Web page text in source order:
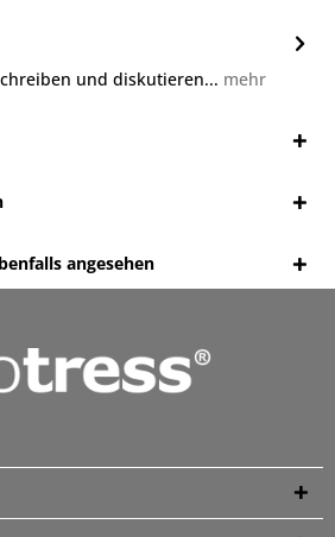
und diskutieren... mehr
angesehen